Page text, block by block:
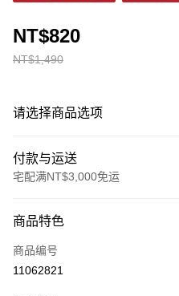
NT$1,490
NT$820
请选择商品选项
付款与运送
宅配满NT$3,000免运
信用卡一次付款
信用卡分期付款
商品特色
商品编号
11062821